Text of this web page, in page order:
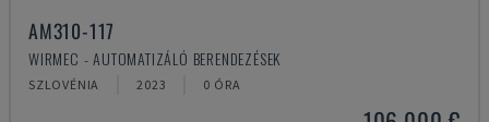
AM310-117
WIRMEC - AUTOMATIZÁLÓ BERENDEZÉSEK
SZLOVÉNIA 2023 0 ÓRA